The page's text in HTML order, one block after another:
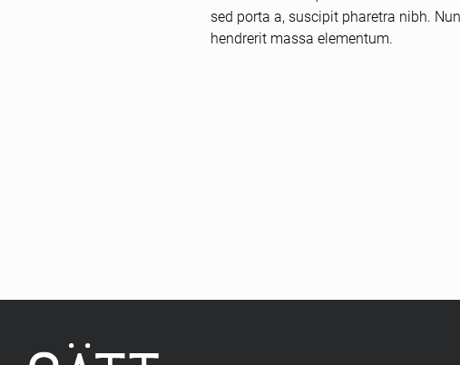
sed porta a, suscipit pharetra nibh.
hendrerit massa elementum.